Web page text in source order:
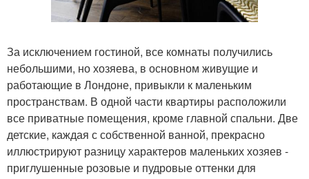
За исключением гостиной, все комнаты получились
небольшими, но хозяева, в основном живущие и
работающие в Лондоне, привыкли к маленьким
пространствам. В одной части квартиры расположили
все приватные помещения, кроме главной спальни. Две
детские, каждая с собственной ванной, прекрасно
иллюстрируют разницу характеров маленьких хозяев -
приглушенные розовые и пудровые оттенки для